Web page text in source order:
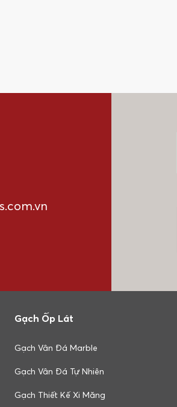
Gạch Ốp Lát
Gạch Vân Đá Marble
Gạch Vân Đá Tự Nhiên
Gạch Thiết Kế Xi Măng